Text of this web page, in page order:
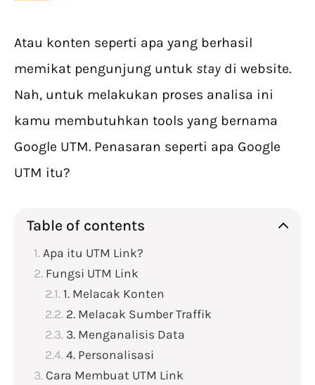
Atau konten seperti apa yang berhasil
memikat pengunjung untuk stay di website.
Nah, untuk melakukan proses analisa ini
kamu membutuhkan tools yang bernama
Google UTM. Penasaran seperti apa Google
UTM itu?
Table of contents
Apa itu UTM Link?
Fungsi UTM Link
1. Melacak Konten
2. Melacak Sumber Traffik
3. Menganalisis Data
4. Personalisasi
Cara Membuat UTM Link